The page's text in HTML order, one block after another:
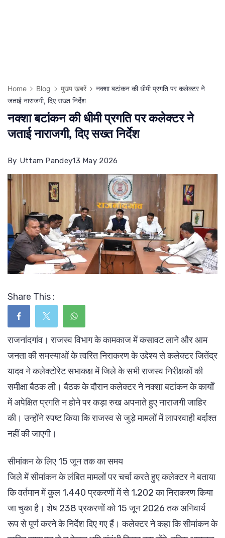
Home Blog मुख्य ख़बरें
नक्शा बटांकन की धीमी प्रगति पर कलेक्टर ने
जताई नाराजगी, दिए सख्त निर्देश
नक्शा बटांकन की धीमी प्रगति पर कलेक्टर ने
जताई नाराजगी, दिए सख्त निर्देश
By Uttam Pandey13 May 2026
Share This :
राजनांदगांव। राजस्व विभाग के कामकाज में कसावट लाने और आम
जनता की समस्याओं के त्वरित निराकरण के उद्देश्य से कलेक्टर जितेंद्र
यादव ने कलेक्टोरेट सभाकक्ष में जिले के सभी राजस्व निरीक्षकों की
समीक्षा बैठक ली। बैठक के दौरान कलेक्टर ने नक्शा बटांकन के कार्यों
में अपेक्षित प्रगति न होने पर कड़ा रुख अपनाते हुए नाराजगी जाहिर
की। उन्होंने स्पष्ट किया कि राजस्व से जुड़े मामलों में लापरवाही बर्दाश्त
नहीं की जाएगी।
सीमांकन के लिए 15 जून तक का समय
जिले में सीमांकन के लंबित मामलों पर चर्चा करते हुए कलेक्टर ने बताया
कि वर्तमान में कुल 1,440 प्रकरणों में से 1,202 का निराकरण किया
जा चुका है। शेष 238 प्रकरणों को 15 जून 2026 तक अनिवार्य
रूप से पूर्ण करने के निर्देश दिए गए हैं। कलेक्टर ने कहा कि सीमांकन के